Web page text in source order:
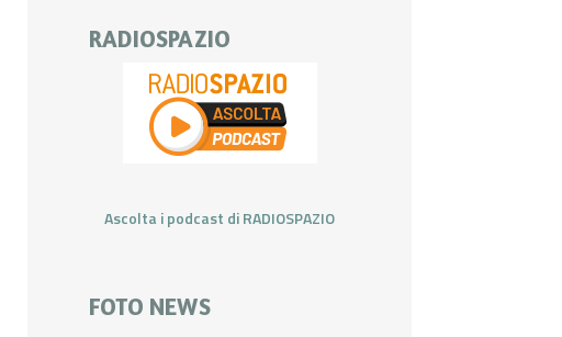
RADIOSPAZIO
Ascolta i podcast di RADIOSPAZIO
FOTO NEWS